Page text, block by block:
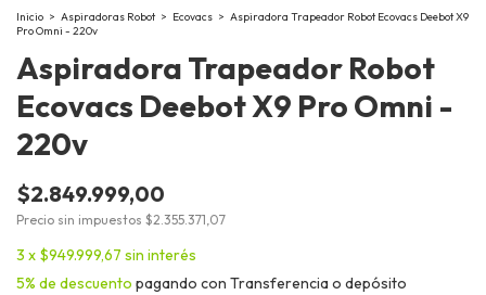
Inicio > Aspiradoras Robot > Ecovacs > Aspiradora Trapeador Robot Ecovacs Deebot X9
Pro Omni - 220v
Aspiradora Trapeador Robot
Ecovacs Deebot X9 Pro Omni -
220v
$2.849.999,00
Precio sin impuestos $2.355.371,07
3 x $949.999,67 sin interés
5% de descuento pagando con Transferencia o depósito